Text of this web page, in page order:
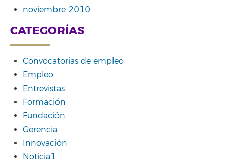
noviembre 2010
CATEGORÍAS
Convocatorias de empleo
Empleo
Entrevistas
Formación
Fundación
Gerencia
Innovación
Noticia1